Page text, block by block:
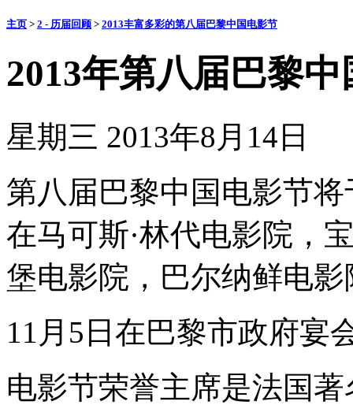
主页 > 2 - 历届回顾 > 2013丰富多彩的第八届巴黎中国电影节
2013年第八届巴黎
星期三 2013年8月14日
第八届巴黎中国电影节将
在马可斯·林代电影院，
堡电影院，巴尔纳鲜电
11月5日在巴黎市政府宴
电影节荣誉主席是法国